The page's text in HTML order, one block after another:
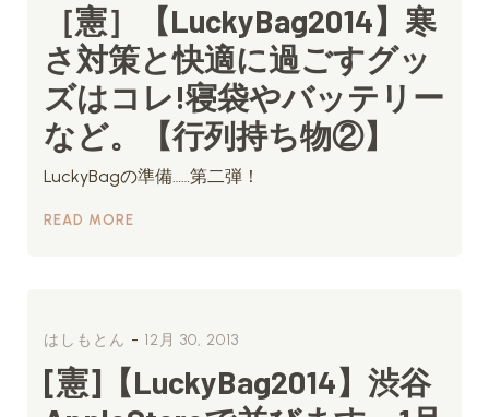
［憲］【LuckyBag2014】寒
さ対策と快適に過ごすグッ
ズはコレ!寝袋やバッテリー
など。【行列持ち物②】
LuckyBagの準備……第二弾！
READ MORE
はしもとん - 12月 30, 2013
[憲]【LuckyBag2014】渋谷